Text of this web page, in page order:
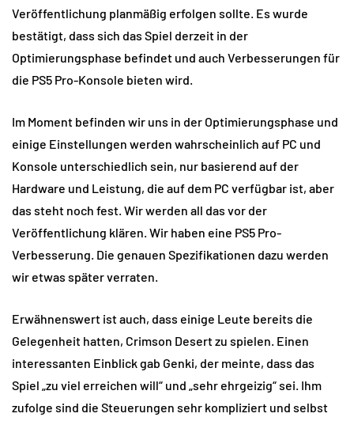
Veröffentlichung planmäßig erfolgen sollte. Es wurde
bestätigt, dass sich das Spiel derzeit in der
Optimierungsphase befindet und auch Verbesserungen für
die PS5 Pro-Konsole bieten wird.
Im Moment befinden wir uns in der Optimierungsphase und
einige Einstellungen werden wahrscheinlich auf PC und
Konsole unterschiedlich sein, nur basierend auf der
Hardware und Leistung, die auf dem PC verfügbar ist, aber
das steht noch fest. Wir werden all das vor der
Veröffentlichung klären. Wir haben eine PS5 Pro-
Verbesserung. Die genauen Spezifikationen dazu werden
wir etwas später verraten.
Erwähnenswert ist auch, dass einige Leute bereits die
Gelegenheit hatten, Crimson Desert zu spielen. Einen
interessanten Einblick gab Genki, der meinte, dass das
Spiel „zu viel erreichen will“ und „sehr ehrgeizig“ sei. Ihm
zufolge sind die Steuerungen sehr kompliziert und selbst